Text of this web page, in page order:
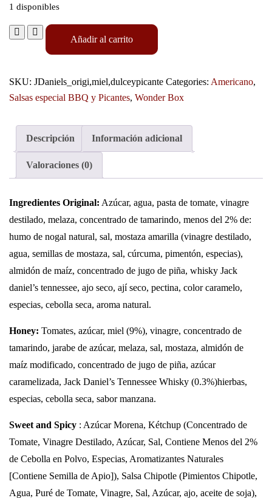
1 disponibles
Añadir al carrito
SKU: JDaniels_origi,miel,dulceypicante Categories: Americano,
Salsas especial BBQ y Picantes, Wonder Box
Descripción Información adicional
Valoraciones (0)
Ingredientes Original: Azúcar, agua, pasta de tomate, vinagre
destilado, melaza, concentrado de tamarindo, menos del 2% de:
humo de nogal natural, sal, mostaza amarilla (vinagre destilado,
agua, semillas de mostaza, sal, cúrcuma, pimentón, especias),
almidón de maíz, concentrado de jugo de piña, whisky Jack
daniel’s tennessee, ajo seco, ají seco, pectina, color caramelo,
especias, cebolla seca, aroma natural.
Honey: Tomates, azúcar, miel (9%), vinagre, concentrado de
tamarindo, jarabe de azúcar, melaza, sal, mostaza, almidón de
maíz modificado, concentrado de jugo de piña, azúcar
caramelizada, Jack Daniel’s Tennessee Whisky (0.3%)hierbas,
especias, cebolla seca, sabor manzana.
Sweet and Spicy : Azúcar Morena, Kétchup (Concentrado de
Tomate, Vinagre Destilado, Azúcar, Sal, Contiene Menos del 2%
de Cebolla en Polvo, Especias, Aromatizantes Naturales
[Contiene Semilla de Apio]), Salsa Chipotle (Pimientos Chipotle,
Agua, Puré de Tomate, Vinagre, Sal, Azúcar, ajo, aceite de soja),